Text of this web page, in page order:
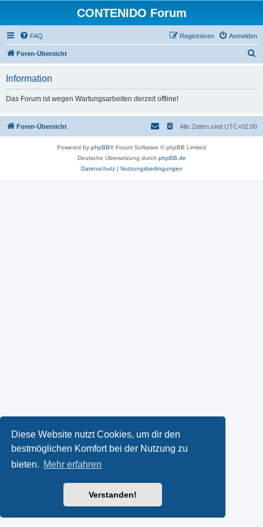
Diese Website nutzt Cookies, um dir den
bestmöglichen Komfort bei der Nutzung zu
bieten. Mehr erfahren
Verstanden!
CONTENIDO Forum
FAQ Anmelden
Registrieren
Foren-Übersicht
Information
Das Forum ist wegen Wartungsarbeiten derzeit offline!
Foren-Übersicht Alle Zeiten sind UTC+02:00
Powered by phpBB® Forum Software © phpBB Limited
Deutsche Übersetzung durch phpBB.de
Datenschutz| Nutzungsbedingungen